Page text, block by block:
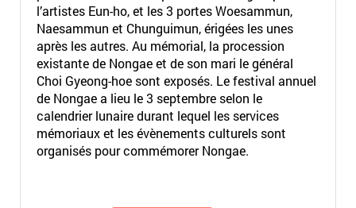
l’artistes Eun-ho, et les 3 portes Woesammun,
Naesammun et Chunguimun, érigées les unes
après les autres. Au mémorial, la procession
existante de Nongae et de son mari le général
Choi Gyeong-hoe sont exposés. Le festival annuel
de Nongae a lieu le 3 septembre selon le
calendrier lunaire durant lequel les services
mémoriaux et les évènements culturels sont
organisés pour commémorer Nongae.